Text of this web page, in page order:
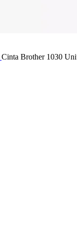
Cinta Brother 1030